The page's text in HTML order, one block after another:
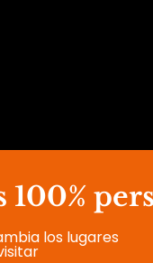
100%
los lugares